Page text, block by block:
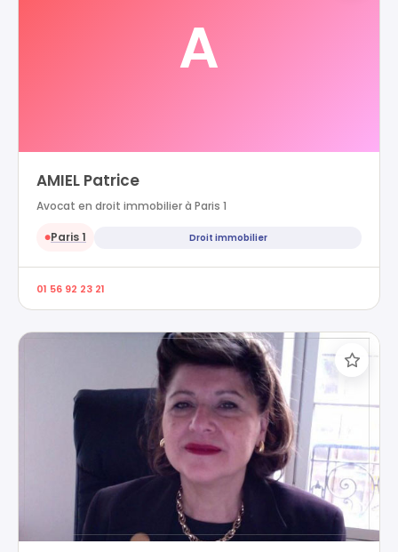
A
AMIEL Patrice
Avocat en droit immobilier à Paris 1
●Paris 1 Droit immobilier
01 56 92 23 21